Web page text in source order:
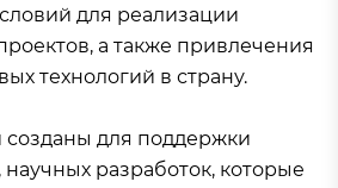
для реализации
а также привлечения
технологий в страну.
созданы для поддержки
научных разработок, которые